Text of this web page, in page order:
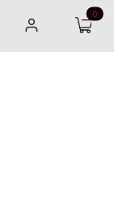
wyszukiwarkę
Zaloguj się Koszyk